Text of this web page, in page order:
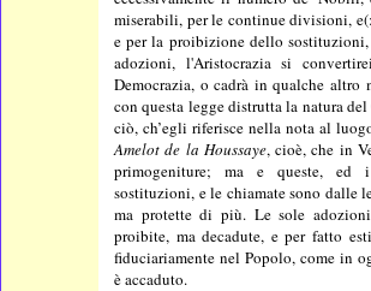
miserabili, per le continue divisioni,
e per la proibizione dello
adozioni, l'Aristocrazia si
Democrazia, o cadrà in qualche altro
con questa legge distrutta la natura
ciò, ch’egli riferisce nella nota al
Amelot de la Houssaye, cioè, che in
primogeniture; ma e queste, ed
sostituzioni, e le chiamate sono dalle
ma protette di più. Le sole
proibite, ma decadute, e per fatto
fiduciariamente nel Popolo, come in
è accaduto.